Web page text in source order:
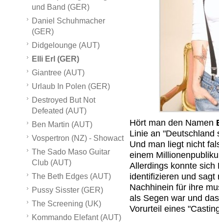
und Band (GER)
Daniel Schuhmacher
(GER)
Didgelounge (AUT)
Elli Erl (GER)
Giantree (AUT)
Urlaub In Polen (GER)
Destroyed But Not
Defeated (AUT)
Ben Martin (AUT)
Vospertron (NZ) - Showact
The Sado Maso Guitar
Club (AUT)
The Beth Edges (AUT)
Pussy Sisster (GER)
The Screening (UK)
Kommando Elefant (AUT)
Hört man den Namen
Linie an "Deutschland
Und man liegt nicht
einem
Allerdings konnte sich
identifizieren und
Nachhinein für ihre
als Segen war und
Vorurteil eines